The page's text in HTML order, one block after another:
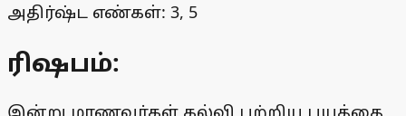
அதிர்ஷ்ட எண்கள்: 3, 5
ரிஷபம்:
இன்று மாணவர்கள் கல்வி பற்றிய பயத்தை